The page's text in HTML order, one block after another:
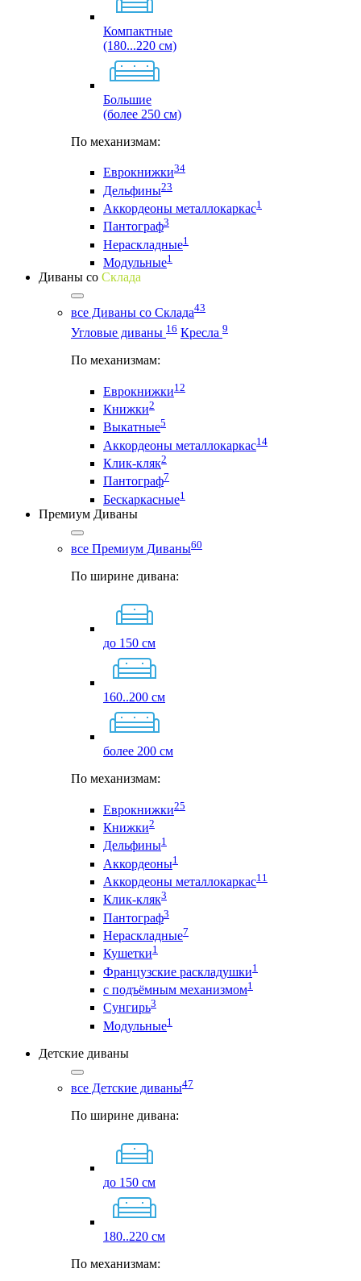
Компактные
(180...220 см)
Большие
(более 250 см)
По механизмам:
Еврокнижки34
Дельфины23
Аккордеоны металлокаркас1
Пантограф3
Нераскладные1
Модульные1
Диваны со Склада
все Диваны со Склада43
Угловые диваны 16 Кресла 9
По механизмам:
Еврокнижки12
Книжки2
Выкатные5
Аккордеоны металлокаркас14
Клик-кляк2
Пантограф7
Бескаркасные1
Премиум Диваны
все Премиум Диваны60
По ширине дивана:
до 150 см
160..200 см
более 200 см
По механизмам:
Еврокнижки25
Книжки2
Дельфины1
Аккордеоны1
Аккордеоны металлокаркас11
Клик-кляк3
Пантограф3
Нераскладные7
Кушетки1
Французские раскладушки1
с подъёмным механизмом1
Сунгирь3
Модульные1
Детские диваны
все Детские диваны47
По ширине дивана:
до 150 см
180..220 см
По механизмам: